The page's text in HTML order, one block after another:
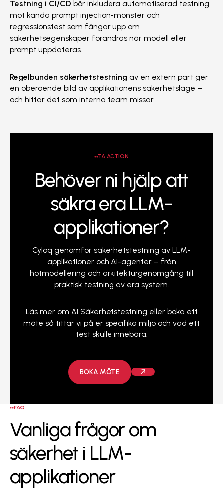
Testning i CI/CD bör inkludera automatiserad testning
mot kända prompt injection-mönster och
regressionstest som fångar upp om
säkerhetsegenskaper förändras när modell eller
prompt uppdateras.
Regelbunden säkerhetstestning av en extern part ger
en oberoende bild av applikationens säkerhetsläge –
och hittar det som interna team missar.
TA ACTION
Behöver ni hjälp att
säkra era LLM-
applikationer?
Cyloq genomför säkerhetstestning av LLM-
applikationer och AI-agenter – från
hotmodellering och arkitekturgenomgång till
praktisk testning av era system.
Läs mer om AI Säkerhetstestning eller boka ett
möte så tittar vi på er specifika miljö och vad ett
test skulle innebära.
Boka möte
BOKA MÖTE
FAQ
Vanliga frågor om
säkerhet i LLM-
applikationer